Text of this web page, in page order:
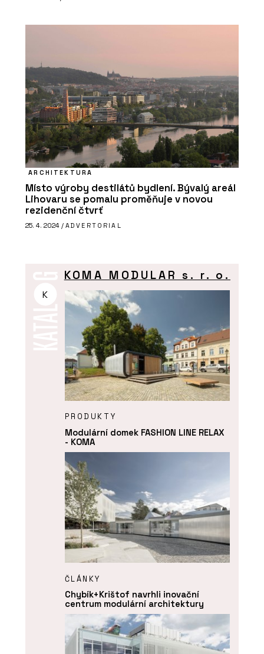
ARCHITEKTURA
Místo výroby destilátů bydlení. Bývalý areál
Lihovaru se pomalu proměňuje v novou
rezidenční čtvrť
25. 4. 2024 / ADVERTORIAL
K
KOMA MODULAR s. r. o.
PRODUKTY
Modulární domek FASHION LINE RELAX
- KOMA
ČLÁNKY
Chybík+Krištof navrhli inovační
centrum modulární architektury